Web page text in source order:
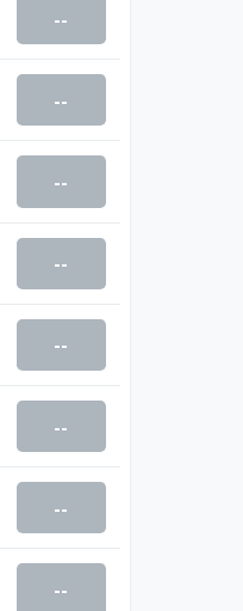
--
--
--
--
--
--
--
--